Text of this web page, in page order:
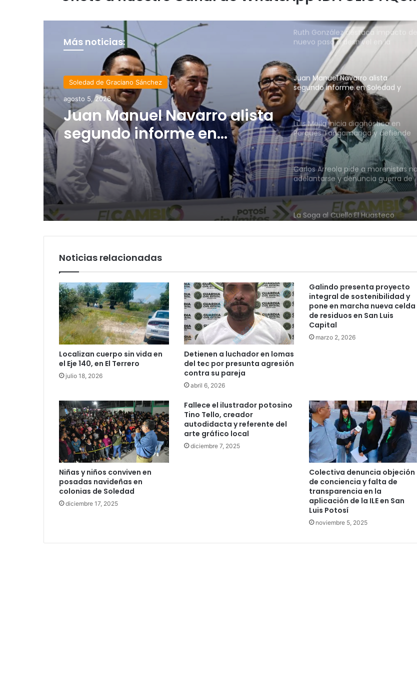
Más noticias:
Estado
agosto 4, 2026
Luis Mejía inicia
diagnóstico en Parques
Tangamanga y defiende
llegada tras renunciar al
PRI
movilidad estatal
Juan Manuel Navarro alista
segundo informe en Soledad y
destaca coordinación con
Gobierno del Estado
Luis Mejía inicia diagnóstico en
Parques Tangamanga y defiende
llegada tras renunciar al PRI
Carlos Arreola pide a morenistas no
adelantarse y denuncia guerra de
bots rumbo a 2027
La Soga al Cuello:El Huasteco
Ruth González destaca impacto del
nuevo paso a desnivel en la
movilidad estatal
destaca coordinación con
Luis Mejía inicia diagnóstico en
Parques Tangamanga y defiende
llegada tras renunciar al PRI
Carlos Arreola pide a morenistas no
Noticias relacionadas
Localizan cuerpo sin vida en
el Eje 140, en El Terrero
julio 18, 2026
Detienen a luchador en lomas
del tec por presunta agresión
contra su pareja
abril 6, 2026
Galindo presenta proyecto
integral de sostenibilidad y
pone en marcha nueva celda
de residuos en San Luis
Capital
marzo 2, 2026
Niñas y niños conviven en
posadas navideñas en
colonias de Soledad
diciembre 17, 2025
Fallece el ilustrador potosino
Tino Tello, creador
autodidacta y referente del
arte gráfico local
diciembre 7, 2025
Colectiva denuncia objeción
de conciencia y falta de
transparencia en la
aplicación de la ILE en San
Luis Potosí
noviembre 5, 2025